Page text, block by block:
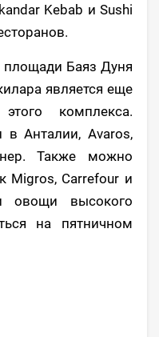
Kebab и Sushi
площади Баяз Дуня
является еще
комплекса.
Анталии, Avaros,
Также можно
Migros, Carrefour и
овощи высокого
на пятничном